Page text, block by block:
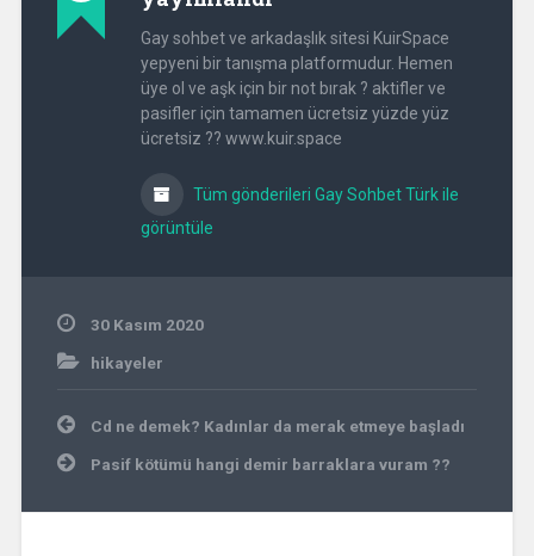
Gay sohbet ve arkadaşlık sitesi KuirSpace
yepyeni bir tanışma platformudur. Hemen
üye ol ve aşk için bir not bırak ? aktifler ve
pasifler için tamamen ücretsiz yüzde yüz
ücretsiz ?? www.kuir.space
Tüm gönderileri Gay Sohbet Türk ile
görüntüle
30 Kasım 2020
hikayeler
Yazı
Cd ne demek? Kadınlar da merak etmeye başladı
Pasif kötümü hangi demir barraklara vuram ??